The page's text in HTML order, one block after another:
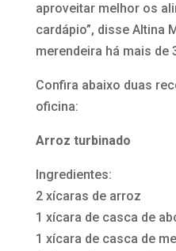
aproveitar melhor os
cardápio”, disse Altina
merendeira há mais de
Confira abaixo duas
oficina:
Arroz turbinado
Ingredientes:
2 xícaras de arroz
1 xícara de casca de
1 xícara de casca de